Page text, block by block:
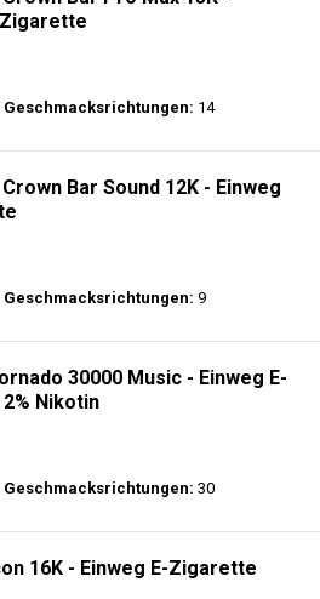
14
Bar Sound 12K - Einweg
9
30000 Music - Einweg E-
Nikotin
30
16K - Einweg E-Zigarette